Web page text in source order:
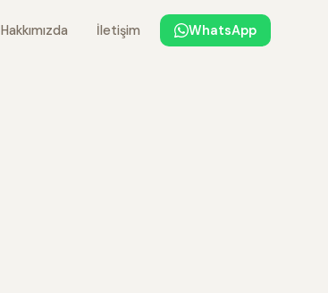
Hakkımızda İletişim WhatsApp